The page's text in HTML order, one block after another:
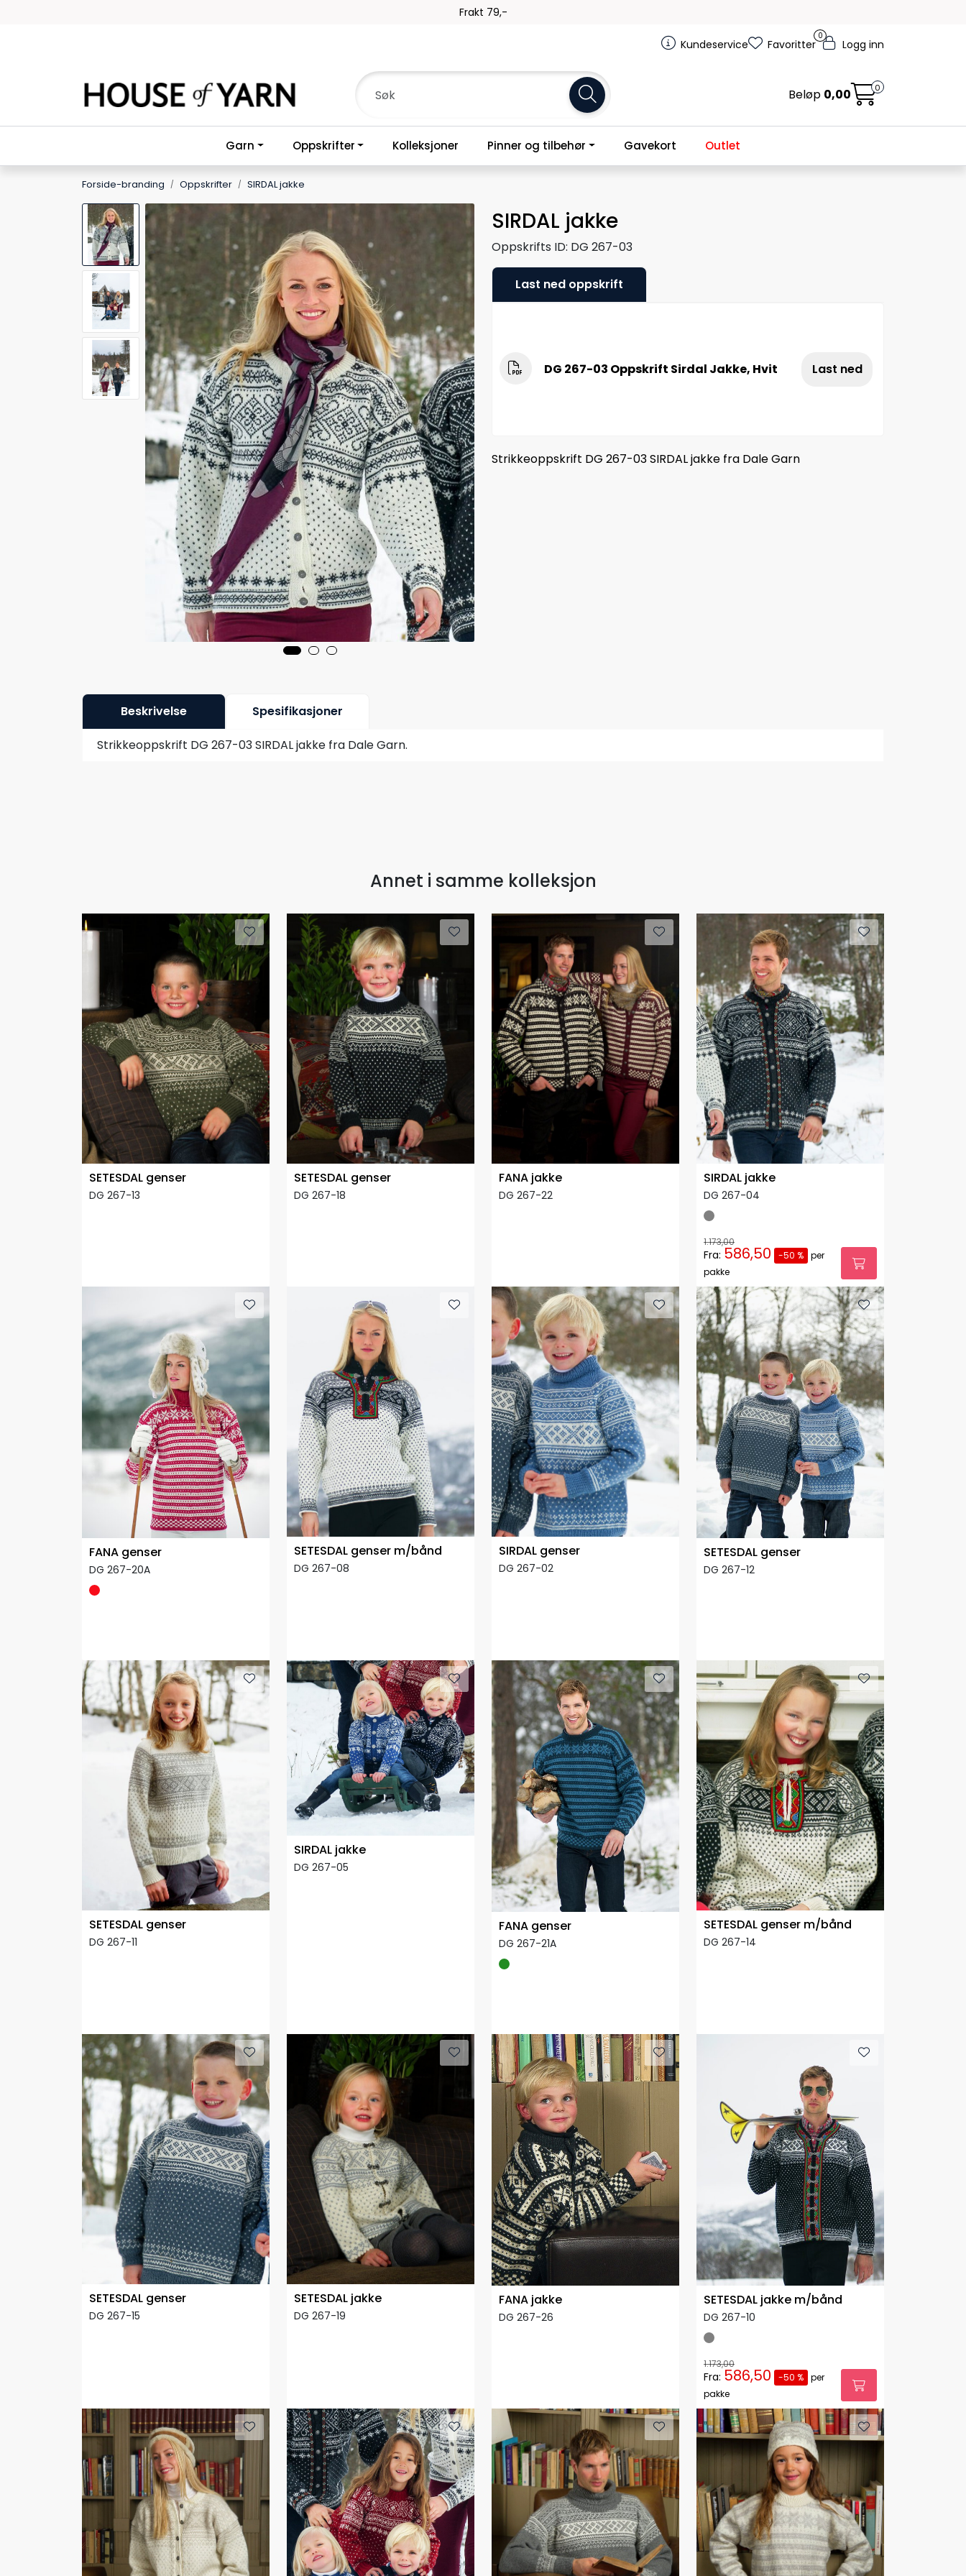
Frakt 79,-
Kundeservice
0
Favoritter Logg inn
Beløp 0,00 0
Garn Oppskrifter Kolleksjoner Pinner og tilbehør Gavekort Outlet
Forside-branding Oppskrifter SIRDAL jakke
SIRDAL jakke
Oppskrifts ID: DG 267-03
Last ned oppskrift
DG 267-03 Oppskrift Sirdal Jakke, Hvit Last ned
Strikkeoppskrift DG 267-03 SIRDAL jakke fra Dale Garn
Beskrivelse Spesifikasjoner
Strikkeoppskrift DG 267-03 SIRDAL jakke fra Dale Garn.
Annet i samme kolleksjon
SETESDAL genser
DG 267-13
SETESDAL genser
DG 267-18
FANA jakke
DG 267-22
SIRDAL jakke
DG 267-04
1.173,00
Fra: 586,50 -50 % per
pakke
FANA genser
DG 267-20A
SETESDAL genser m/bånd
DG 267-08
SIRDAL genser
DG 267-02
SETESDAL genser
DG 267-12
SETESDAL genser
DG 267-11
SIRDAL jakke
DG 267-05
FANA genser
DG 267-21A
SETESDAL genser m/bånd
DG 267-14
SETESDAL genser
DG 267-15
SETESDAL jakke
DG 267-19
FANA jakke
DG 267-26
SETESDAL jakke m/bånd
DG 267-10
1.173,00
Fra: 586,50 -50 % per
pakke